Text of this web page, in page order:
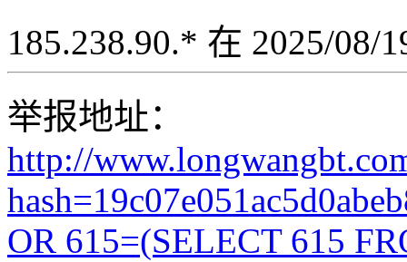
185.238.90.* 在 2025/08/
举报地址：
http://
OR 615=(SELECT 615